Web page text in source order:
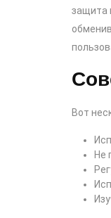
защита
Вот
Не